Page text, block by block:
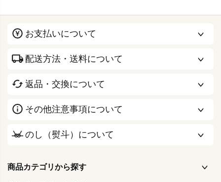
お支払いについて
配送方法・送料について
返品・交換について
その他注意事項について
のし（熨斗）について
商品カテゴリから探す